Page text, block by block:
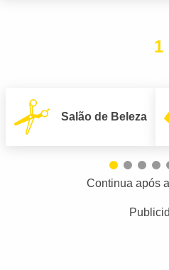
1
Salão de Beleza
Continua após